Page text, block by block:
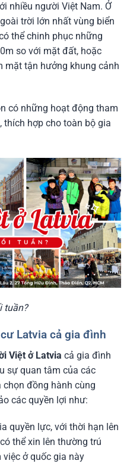
nhiều người Việt Nam. Ở
trời lớn nhất vùng biển
thể chinh phục những
so với mặt đất, hoặc
mặt tận hưởng khung cảnh
có những hoạt động tham
thích hợp cho toàn bộ gia
tuần?
Latvia cả gia đình
Việt ở Latvia cả gia đình
sự quan tâm của các
đồng hành cùng
các quyền lợi như:
quyền lực, với thời hạn lên
thể xin lên thường trú
ở quốc gia này